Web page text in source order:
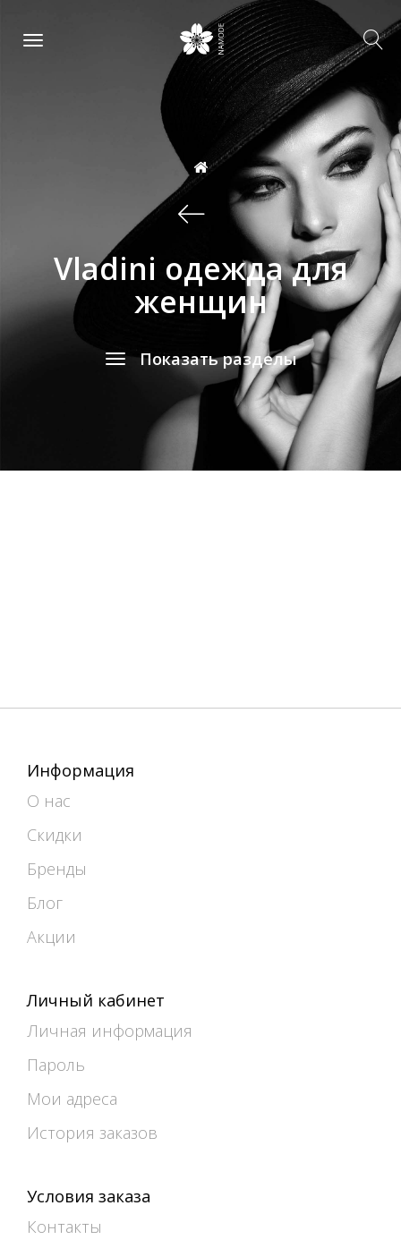
Vladini одежда для
женщин
Показать разделы
Информация
О нас
Скидки
Бренды
Блог
Акции
Личный кабинет
Личная информация
Пароль
Мои адреса
История заказов
Условия заказа
Контакты